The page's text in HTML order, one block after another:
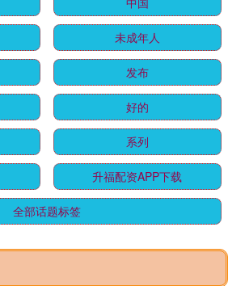
未成年人
发布
好的
系列
升福配资APP下载
全部话题标签